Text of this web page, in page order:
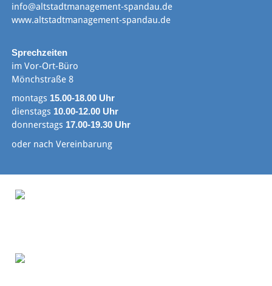
info@altstadtmanagement-spandau.de
www.altstadtmanagement-spandau.de
Sprechzeiten
im Vor-Ort-Büro
Mönchstraße 8
montags 15.00-18.00 Uhr
dienstags 10.00-12.00 Uhr
donnerstags 17.00-19.30 Uhr
oder nach Vereinbarung